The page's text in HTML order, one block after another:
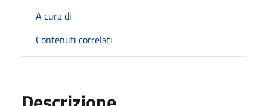
A cura di
Contenuti correlati